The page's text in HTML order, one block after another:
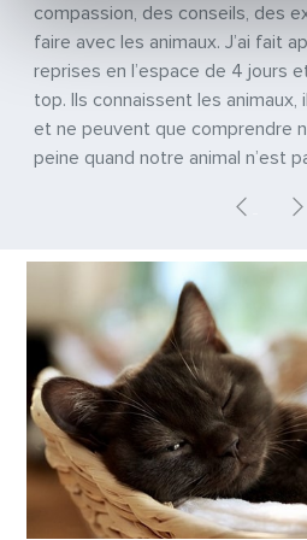
compassion, des conseils, des
faire avec les animaux. J’ai fait
reprises en l’espace de 4 jours
top. Ils connaissent les
et ne peuvent que comprendre
peine quand notre animal n’est